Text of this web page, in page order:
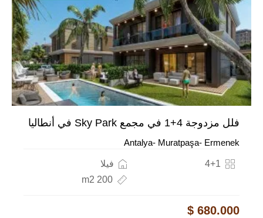
فلل مزدوجة 4+1 في مجمع Sky Park في أنطاليا
Antalya- Muratpaşa- Ermenek
فيلا
4+1
200 m2
680.000 $